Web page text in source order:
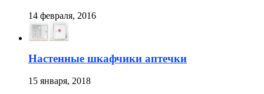
14 февраля, 2016
Настенные шкафчики аптечки
15 января, 2018